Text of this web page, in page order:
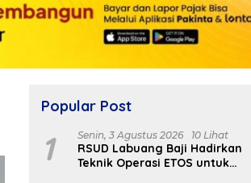
Popular Post
1 Senin, 3 Agustus 2026 10 Lihat
RSUD Labuang Baji Hadirkan
Teknik Operasi ETOS untuk